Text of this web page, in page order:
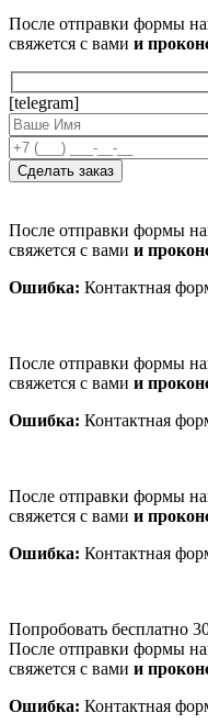
После отправки формы
свяжется с вами и
[telegram]
После отправки формы
свяжется с вами и
Ошибка: Контактная
После отправки формы
свяжется с вами и
Ошибка: Контактная
После отправки формы
свяжется с вами и
Ошибка: Контактная
Попробовать бесплатно
После отправки формы
свяжется с вами и
Ошибка: Контактная